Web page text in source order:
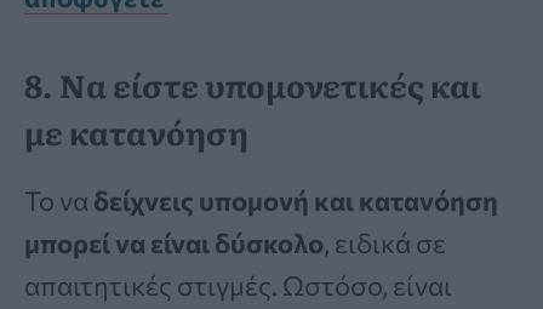
8. Να είστε υπομονετικές και
με κατανόηση
Το να δείχνεις υπομονή και κατανόηση
μπορεί να είναι δύσκολο, ειδικά σε
απαιτητικές στιγμές. Ωστόσο, είναι